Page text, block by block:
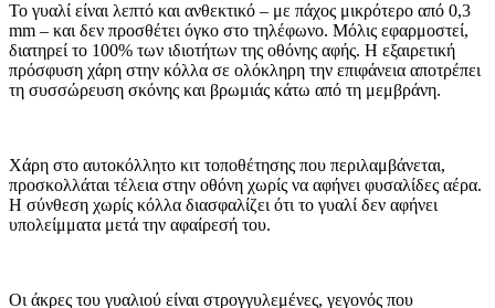
Το γυαλί είναι λεπτό και ανθεκτικό – με πάχος μικρότερο από 0,3
mm – και δεν προσθέτει όγκο στο τηλέφωνο. Μόλις εφαρμοστεί,
διατηρεί το 100% των ιδιοτήτων της οθόνης αφής. Η εξαιρετική
πρόσφυση χάρη στην κόλλα σε ολόκληρη την επιφάνεια αποτρέπει
τη συσσώρευση σκόνης και βρωμιάς κάτω από τη μεμβράνη.
Χάρη στο αυτοκόλλητο κιτ τοποθέτησης που περιλαμβάνεται,
προσκολλάται τέλεια στην οθόνη χωρίς να αφήνει φυσαλίδες αέρα.
Η σύνθεση χωρίς κόλλα διασφαλίζει ότι το γυαλί δεν αφήνει
υπολείμματα μετά την αφαίρεσή του.
Οι άκρες του γυαλιού είναι στρογγυλεμένες, γεγονός που